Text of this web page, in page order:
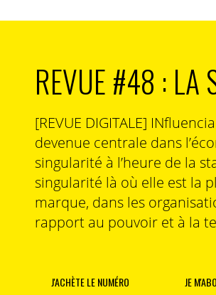
REVUE #48 : LA
[REVUE DIGITALE]
devenue centrale dans
singularité à l’heure de la
singularité là où elle est la
marque, dans les
rapport au pouvoir et à la
J'ACHÈTE LE NUMÉRO JE